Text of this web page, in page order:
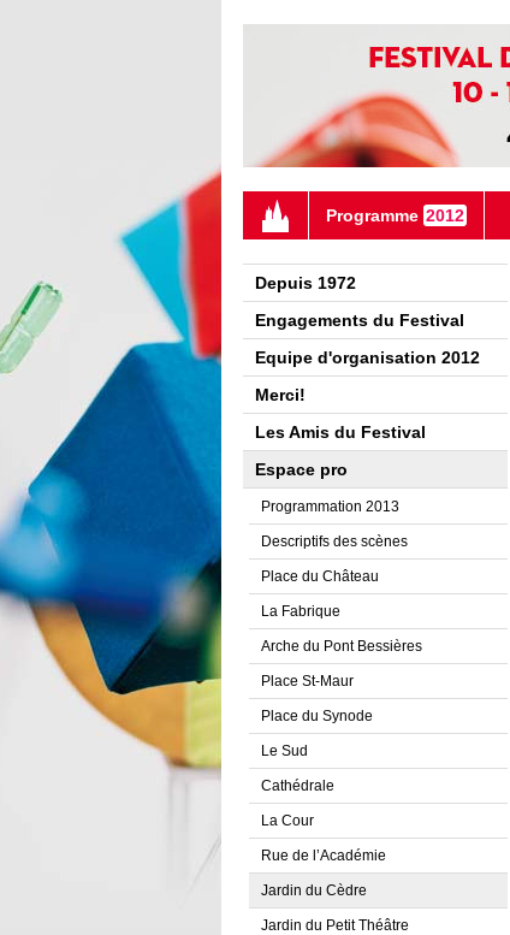
Programme 2012
Depuis 1972
Engagements du Festival
Equipe d'organisation 2012
Merci!
Les Amis du Festival
Espace pro
Programmation 2013
Descriptifs des scènes
Place du Château
La Fabrique
Arche du Pont Bessières
Place St-Maur
Place du Synode
Le Sud
Cathédrale
La Cour
Rue de l’Académie
Jardin du Cèdre
Jardin du Petit Théâtre